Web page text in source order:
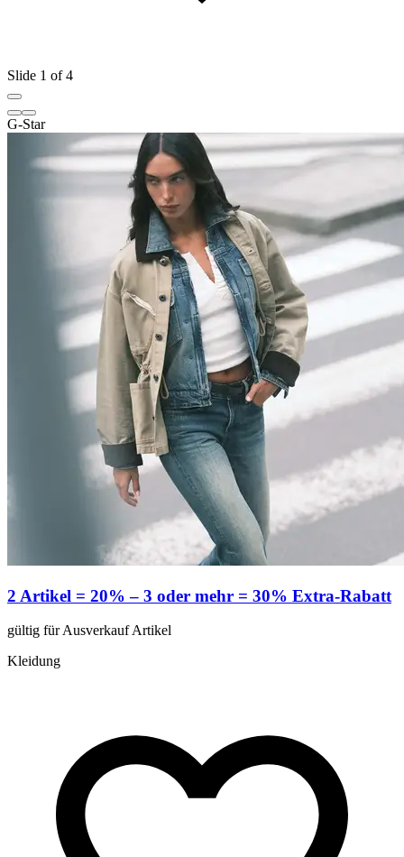
Slide 1 of 4
G-Star
2 Artikel = 20% – 3 oder mehr = 30% Extra-Rabatt
gültig für Ausverkauf Artikel
Kleidung